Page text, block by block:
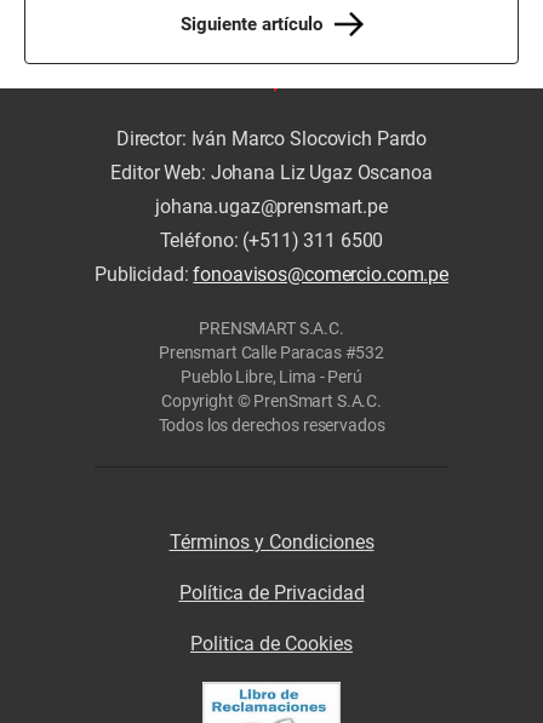
Siguiente artículo
Director: Iván Marco Slocovich Pardo
Editor Web: Johana Liz Ugaz Oscanoa
johana.ugaz@prensmart.pe
Teléfono: (+511) 311 6500
Publicidad:fonoavisos@comercio.com.pe
PRENSMART S.A.C.
Prensmart Calle Paracas #532
Pueblo Libre, Lima - Perú
Copyright © PrenSmart S.A.C.
Todos los derechos reservados
Términos y Condiciones
Política de Privacidad
Politica de Cookies